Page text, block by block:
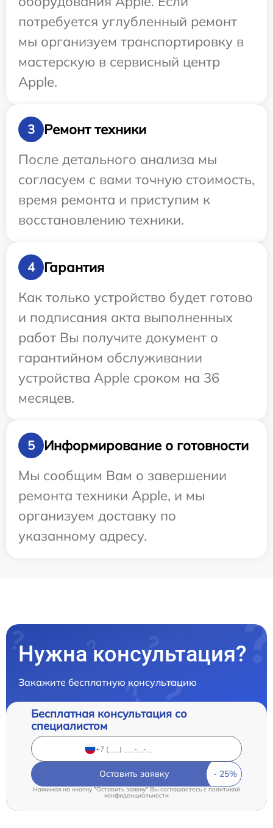
потребуется углубленный ремонт
мы организуем транспортировку в
мастерскую в сервисный центр
Apple.
3
Ремонт техники
После детального анализа мы
согласуем с вами точную стоимость,
время ремонта и приступим к
восстановлению техники.
4
Гарантия
Как только устройство будет готово
и подписания акта выполненных
работ Вы получите документ о
гарантийном обслуживании
устройства Apple сроком на 36
месяцев.
5
Информирование о готовности
Мы сообщим Вам о завершении
ремонта техники Apple, и мы
организуем доставку по
указанному адресу.
Нужна консультация?
Закажите бесплатную консультацию
Бесплатная консультация со
специалистом
Оставить заявку
Нажимая на кнопку "Оставить заявку" Вы соглашаетесь cполитикой
конфиденциальности